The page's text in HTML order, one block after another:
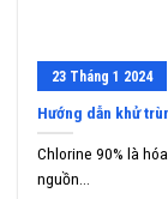
23 Tháng 1 2024
Hướng dẫn khử
Chlorine 90% là
nguồn...